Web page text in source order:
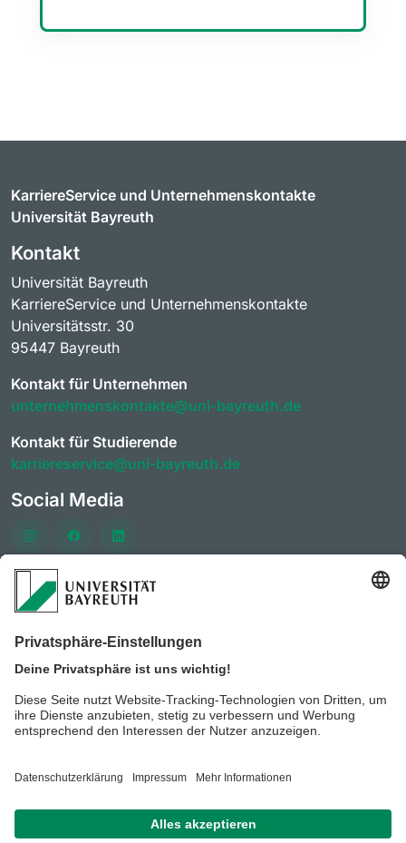
KarriereService und Unternehmenskontakte
Universität Bayreuth
Kontakt
Universität Bayreuth
KarriereService und Unternehmenskontakte
Universitätsstr. 30
95447 Bayreuth
Kontakt für Unternehmen
unternehmenskontakte@uni-bayreuth.de
Kontakt für Studierende
karriereservice@uni-bayreuth.de
Social Media
Häufig besuchte Seiten
AlumniPortal der Universität Bayreuth
KarriereForum der Universität Bayreuth
Stellenportal der Universität Bayreuth
BeyondBayreuth - Podcasts zur Berufsorientierung
der Universität Bayreuth